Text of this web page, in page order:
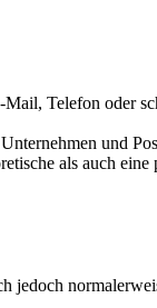
Telefon oder
und
als auch
jedoch